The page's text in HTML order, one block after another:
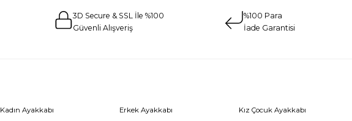
3D Secure & SSL İle %100
Güvenli Alışveriş
%100 Para
İade Garantisi
Kadın Ayakkabı
Erkek Ayakkabı
Kız Çocuk Ayakkabı